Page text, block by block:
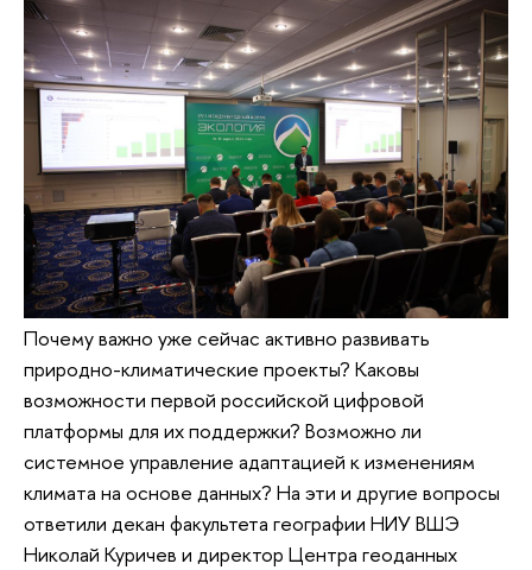
Почему важно уже сейчас активно развивать
природно-климатические проекты? Каковы
возможности первой российской цифровой
платформы для их поддержки? Возможно ли
системное управление адаптацией к изменениям
климата на основе данных? На эти и другие вопросы
ответили декан факультета географии НИУ ВШЭ
Николай Куричев и директор Центра геоданных